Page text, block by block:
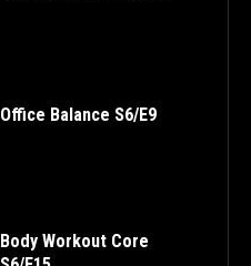
Office Balance S6/E9
Body Workout Core